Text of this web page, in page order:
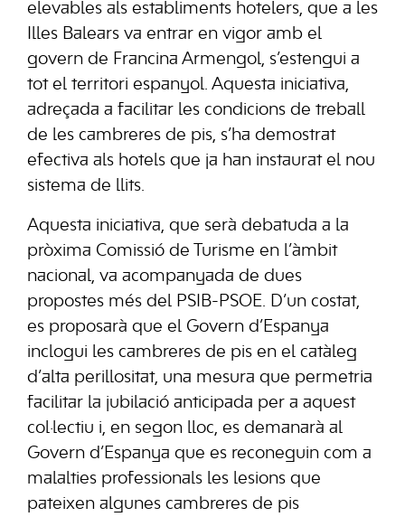
elevables als establiments hotelers, que a les
Illes Balears va entrar en vigor amb el
govern de Francina Armengol, s’estengui a
tot el territori espanyol. Aquesta iniciativa,
adreçada a facilitar les condicions de treball
de les cambreres de pis, s’ha demostrat
efectiva als hotels que ja han instaurat el nou
sistema de llits.
Aquesta iniciativa, que serà debatuda a la
pròxima Comissió de Turisme en l’àmbit
nacional, va acompanyada de dues
propostes més del PSIB-PSOE. D’un costat,
es proposarà que el Govern d’Espanya
inclogui les cambreres de pis en el catàleg
d’alta perillositat, una mesura que permetria
facilitar la jubilació anticipada per a aquest
col·lectiu i, en segon lloc, es demanarà al
Govern d’Espanya que es reconeguin com a
malalties professionals les lesions que
pateixen algunes cambreres de pis